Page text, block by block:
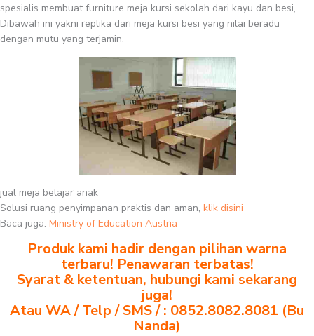
spesialis membuat furniture meja kursi sekolah dari kayu dan besi,
Dibawah ini yakni replika dari meja kursi besi yang nilai beradu
dengan mutu yang terjamin.
jual meja belajar anak
Solusi ruang penyimpanan praktis dan aman, klik disini
Baca juga: Ministry of Education Austria
Produk kami hadir dengan pilihan warna
terbaru! Penawaran terbatas!
Syarat & ketentuan, hubungi kami sekarang
juga!
Atau WA / Telp / SMS / : 0852.8082.8081 (Bu
Nanda)